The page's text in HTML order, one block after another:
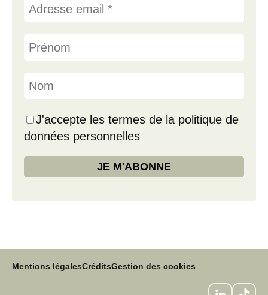
J'accepte les termes de la politique de
données personnelles
Mentions légalesCréditsGestion des cookies